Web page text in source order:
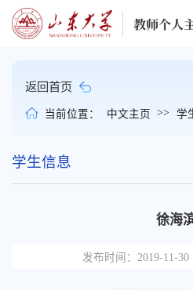
当前位置： 中文主页 >> 学
返回首页
学生信息
徐海
发布时间：2019-11-30